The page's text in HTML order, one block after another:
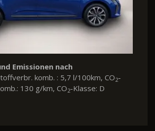
Emissionen nach
komb. : 5,7 l/100km, CO2-
130 g/km, CO2-Klasse: D